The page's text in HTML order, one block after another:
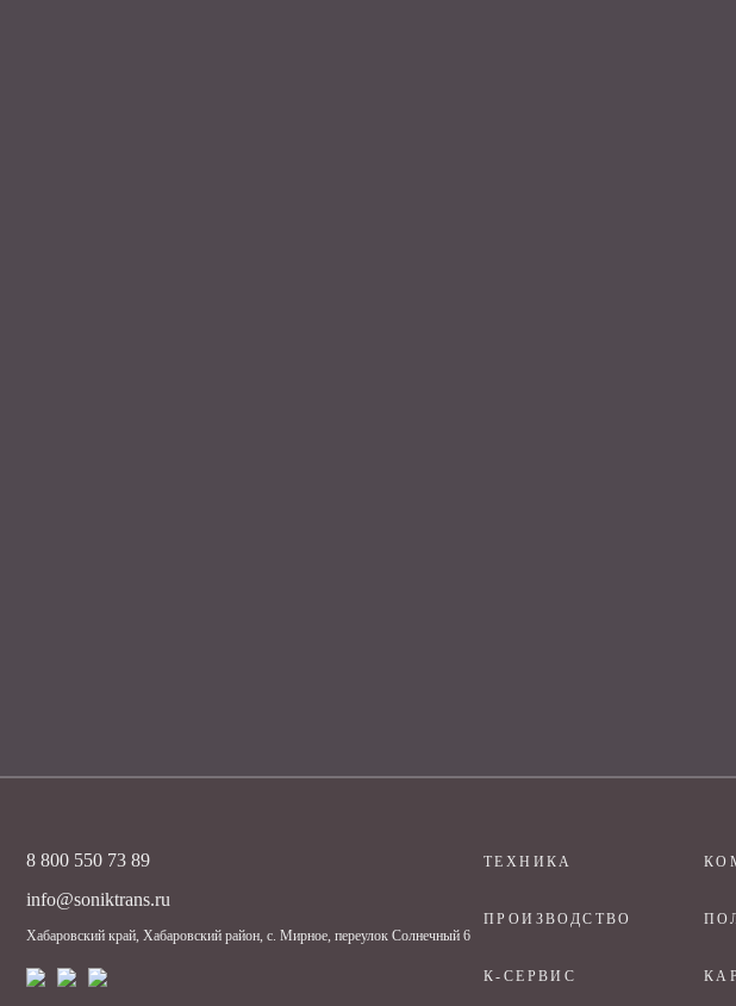
8 800 550 73 89
info@soniktrans.ru
Хабаровский край, Хабаровский район, с. Мирное, переулок Солнечный 6
ТЕХНИКА
ПРОИЗВОДСТВО
К-СЕРВИС